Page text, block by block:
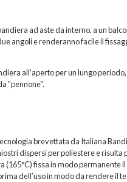
ad aste da interno, a un
angoli e renderanno facile il
all'aperto per un lungo
"pennone".
brevettata da Italiana
dispersi per poliestere e
fissa in modo
dell’uso in modo da rendere il